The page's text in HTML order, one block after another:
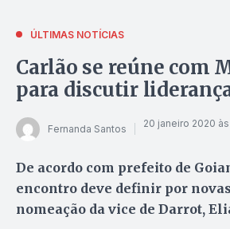
ÚLTIMAS NOTÍCIAS
Carlão se reúne com
para discutir liderança
Fernanda Santos 20 janeiro 2020 às
De acordo com prefeito de
encontro deve definir por
nomeação da vice de Darrot,